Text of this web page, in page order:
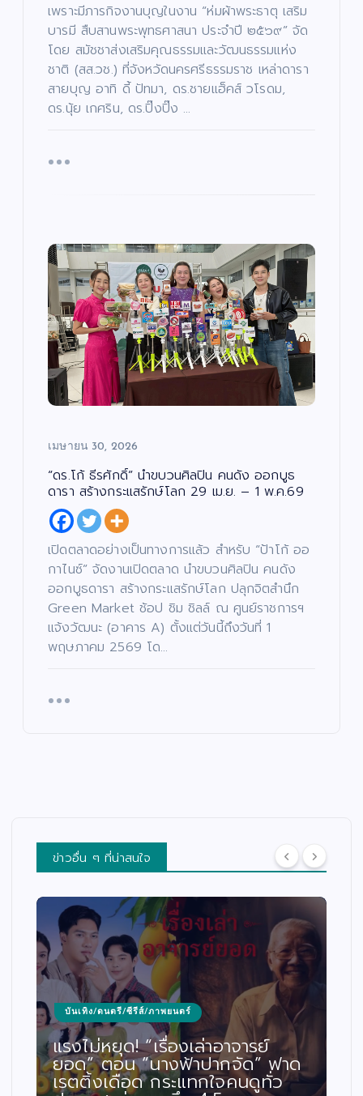
เพราะมีภารกิจงานบุญในงาน “ห่มผ้าพระธาตุ เสริม
บารมี สืบสานพระพุทธศาสนา ประจำปี ๒๕๖๙” จัด
โดย สมัชชาส่งเสริมคุณธรรมและวัฒนธรรมแห่ง
ชาติ (สส.วช.) ที่จังหวัดนครศรีธรรมราช เหล่าดารา
สายบุญ อาทิ ดี้ ปัทมา, ดร.ชายแฮ็คส์ วโรดม,
ดร.นุ้ย เกศริน, ดร.ปิ๊งปิ๊ง …
เมษายน 30, 2026
“ดร.โก้ ธีรศักดิ์” นำขบวนศิลปิน คนดัง ออกบูธ
ดารา สร้างกระแสรักษ์โลก 29 เม.ย. – 1 พ.ค.69
เปิดตลาดอย่างเป็นทางการแล้ว สำหรับ “ป้าโก้ ออ
กาไนซ์” จัดงานเปิดตลาด นำขบวนศิลปิน คนดัง
ออกบูธดารา สร้างกระแสรักษ์โลก ปลุกจิตสำนึก
Green Market ช้อป ชิม ชิลล์ ณ ศูนย์ราชการฯ
แจ้งวัฒนะ (อาคาร A) ตั้งแต่วันนี้ถึงวันที่ 1
พฤษภาคม 2569 โด…
ข่าวอื่น ๆ ที่น่าสนใจ
บันเทิง/ดนตรี/ซีรีส์/ภาพยนตร์
แรงไม่หยุด! “เรื่องเล่าอาจารย์
ยอด” ตอน “นางฟ้าปากจัด” ฟาด
เรตติ้งเดือด กระแทกใจคนดูทั่ว